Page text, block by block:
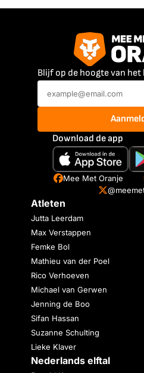
Blijf op de hoogte van het
Download de app
Mee Met Oranje
Atleten
Jutta Leerdam
Max Verstappen
Femke Bol
Mathieu van der Poel
Rico Verhoeven
Michael van Gerwen
Jenning de Boo
Sifan Hassan
Suzanne Schulting
Lieke Klaver
Nederlands elftal